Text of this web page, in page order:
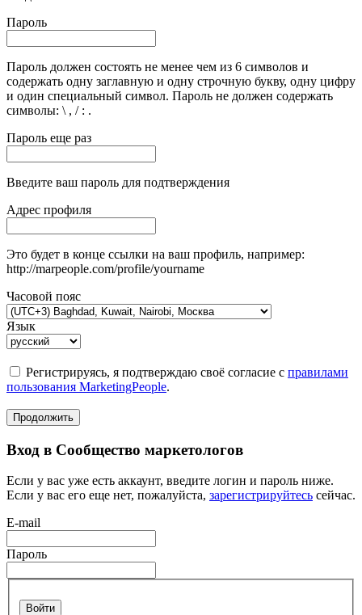
Пароль
Пароль должен состоять не менее чем из 6 символов и
содержать одну заглавную и одну строчную букву, одну цифру
и один специальный символ. Пароль не должен содержать
символы: \ , / : .
Пароль еще раз
Введите ваш пароль для подтверждения
Адрес профиля
Это будет в конце ссылки на ваш профиль, например:
http://marpeople.com/profile/yourname
Часовой пояс
Язык
Регистрируясь, я подтверждаю своё согласие с правилами
пользования MarketingPeople.
Продолжить
Вход в Сообщество маркетологов
Если у вас уже есть аккаунт, введите логин и пароль ниже.
Если у вас его еще нет, пожалуйста, зарегистрируйтесь сейчас.
E-mail
Пароль
Войти